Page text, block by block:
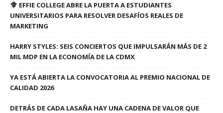
EFFIE COLLEGE ABRE LA PUERTA A ESTUDIANTES
UNIVERSITARIOS PARA RESOLVER DESAFÍOS REALES DE
MARKETING
HARRY STYLES: SEIS CONCIERTOS QUE IMPULSARÁN MÁS DE 2
MIL MDP EN LA ECONOMÍA DE LA CDMX
YA ESTÁ ABIERTA LA CONVOCATORIA AL PREMIO NACIONAL DE
CALIDAD 2026
DETRÁS DE CADA LASAÑA HAY UNA CADENA DE VALOR QUE